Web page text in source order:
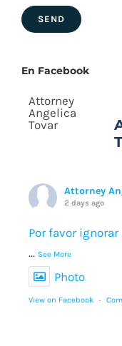
En Facebook
Attorney
2 days ago
Por favor
... See More
Photo
View on Facebook ·